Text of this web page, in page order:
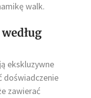
walk.
ekskluzywne
doświadczenie
zawierać